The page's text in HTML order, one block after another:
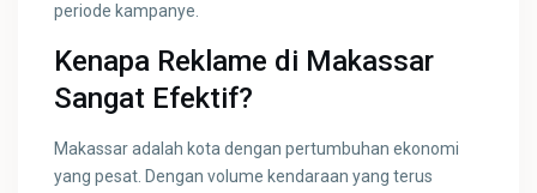
periode kampanye.
Kenapa Reklame di Makassar
Sangat Efektif?
Makassar adalah kota dengan pertumbuhan ekonomi
yang pesat. Dengan volume kendaraan yang terus